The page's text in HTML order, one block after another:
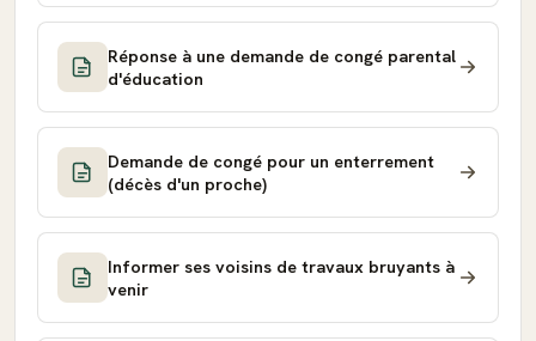
Réponse à une demande de congé parental
d'éducation
Demande de congé pour un enterrement
(décès d'un proche)
Informer ses voisins de travaux bruyants à
venir